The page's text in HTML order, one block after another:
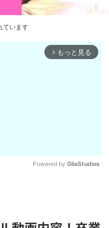
ています
arrow_forward_ios もっと見る
Powered by GliaStudios